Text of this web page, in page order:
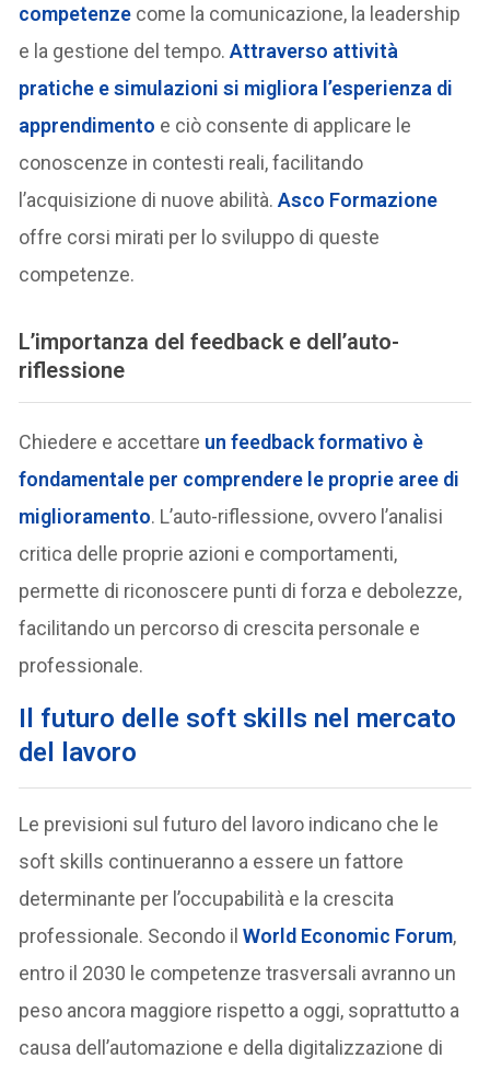
competenze come la comunicazione, la leadership
e la gestione del tempo.Attraverso attività
pratiche e simulazioni si migliora l’esperienza di
apprendimento e ciò consente di applicare le
conoscenze in contesti reali, facilitando
l’acquisizione di nuove abilità.Asco Formazione
offre corsi mirati per lo sviluppo di queste
competenze.
L’importanza del feedback e dell’auto-
riflessione
Chiedere e accettare un feedback formativo è
fondamentale per comprendere le proprie aree di
miglioramento. L’auto-riflessione, ovvero l’analisi
critica delle proprie azioni e comportamenti,
permette di riconoscere punti di forza e debolezze,
facilitando un percorso di crescita personale e
professionale.
Il futuro delle soft skills nel mercato
del lavoro
Le previsioni sul futuro del lavoro indicano che le
soft skills continueranno a essere un fattore
determinante per l’occupabilità e la crescita
professionale. Secondo ilWorld Economic Forum,
entro il 2030 le competenze trasversali avranno un
peso ancora maggiore rispetto a oggi, soprattutto a
causa dell’automazione e della digitalizzazione di